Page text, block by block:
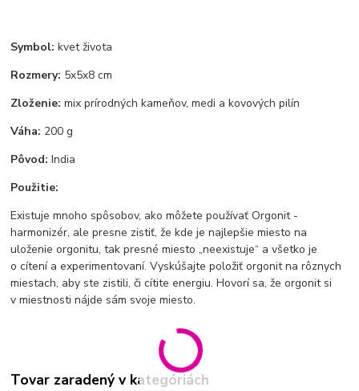
Symbol: kvet života
Rozmery: 5x5x8 cm
Zloženie: mix prírodných kameňov, medi a kovových pilín
Váha: 200 g
Pôvod: India
Použitie:
Existuje mnoho spôsobov, ako môžete používať Orgonit -
harmonizér, ale presne zistiť, že kde je najlepšie miesto na
uloženie orgonitu, tak presné miesto „neexistuje“ a všetko je
o cítení a experimentovaní. Vyskúšajte položiť orgonit na rôznych
miestach, aby ste zistili, či cítite energiu. Hovorí sa, že orgonit si
v miestnosti nájde sám svoje miesto.
Tovar zaradený v kategóriách